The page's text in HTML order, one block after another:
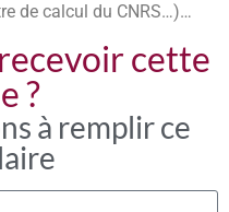
de calcul du CNRS…)…
cette
?
à remplir ce